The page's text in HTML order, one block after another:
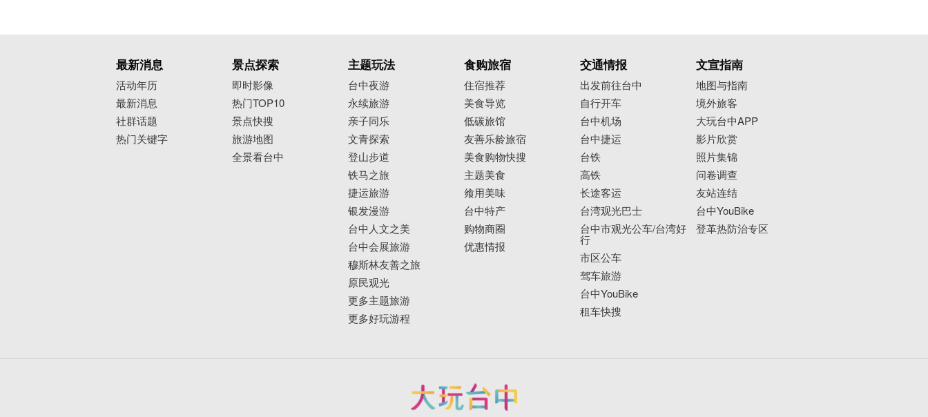
最新消息
活动年历
最新消息
社群话题
热门关键字
景点探索
即时影像
热门TOP10
景点快搜
旅游地图
全景看台中
主题玩法
台中夜游
永续旅游
亲子同乐
文青探索
登山步道
铁马之旅
捷运旅游
银发漫游
台中人文之美
台中会展旅游
穆斯林友善之旅
原民观光
更多主题旅游
更多好玩游程
食购旅宿
住宿推荐
美食导览
低碳旅馆
友善乐龄旅宿
美食购物快搜
主题美食
飨用美味
台中特产
购物商圈
优惠情报
交通情报
出发前往台中
自行开车
台中机场
台中捷运
台铁
高铁
长途客运
台湾观光巴士
台中市观光公车/台湾好
行
市区公车
驾车旅游
台中YouBike
租车快搜
文宣指南
地图与指南
境外旅客
大玩台中APP
影片欣赏
照片集锦
问卷调查
友站连结
台中YouBike
登革热防治专区